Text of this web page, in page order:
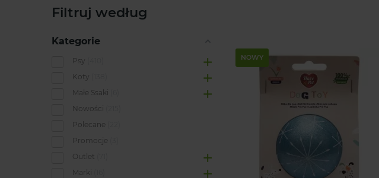
NOWY
Filtruj według
Kategorie
Psy
Koty
Małe Ssaki
Nowości
Polecane
Promocje
Outlet
Marki